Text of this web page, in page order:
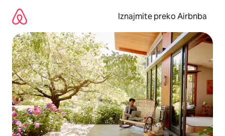
sadržaj
Iznajmite preko Airbnba